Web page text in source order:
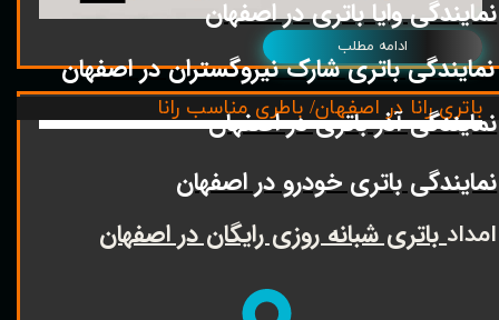
ادامه مطلب
باتری رانا در اصفهان/ باطری مناسب رانا
نمایندگی وایا باتری در اصفهان
نمایندگی آذر باتری در اصفهان
نمایندگی باتری شارک نیروگستران در اصفهان
نمایندگی باتری خودرو در اصفهان
امدادباتری شبانه روزی رایگان در اصفهان